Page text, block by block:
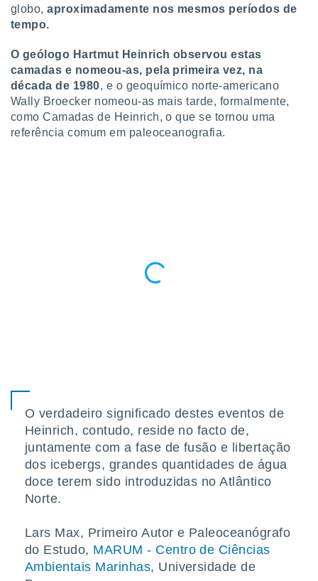
nós e
únicos
para
como a
num
para
globo,aproximadamente nos mesmos períodos de
tempo.
O geólogo Hartmut Heinrich observou estas
camadas e nomeou-as, pela primeira vez, na
década de 1980, e o geoquímico norte-americano
Wally Broecker nomeou-as mais tarde, formalmente,
como Camadas de Heinrich, o que se tornou uma
referência comum em paleoceanografia.
O verdadeiro significado destes eventos de
Heinrich, contudo, reside no facto de,
juntamente com a fase de fusão e libertação
dos icebergs, grandes quantidades de água
doce terem sido introduzidas no Atlântico
Norte.
Lars Max, Primeiro Autor e Paleoceanógrafo
do Estudo, MARUM - Centro de Ciências
Ambientais Marinhas, Universidade de